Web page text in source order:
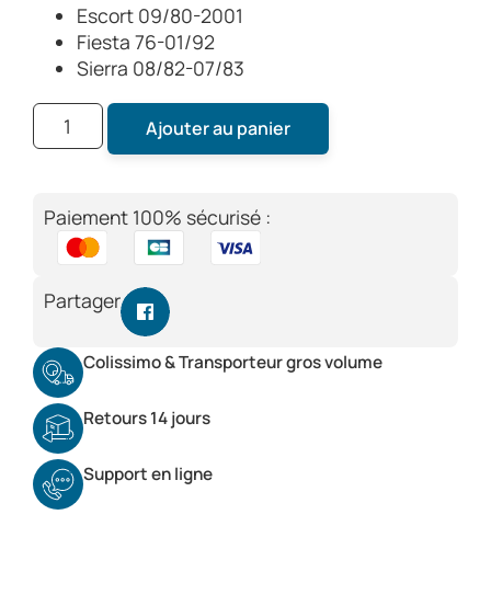
Escort 09/80-2001
Fiesta 76-01/92
Sierra 08/82-07/83
Ajouter au panier
Paiement 100% sécurisé :
Partager
Colissimo & Transporteur gros volume
Retours 14 jours
Support en ligne